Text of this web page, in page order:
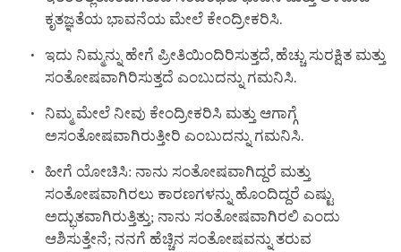
ಕೃತಜ್ಞತೆಯ ಭಾವನೆಯ ಮೇಲೆ ಕೇಂದ್ರೀಕರಿಸಿ.
ಇದು ನಿಮ್ಮನ್ನು ಹೇಗೆ ಪ್ರೀತಿಯಿಂದಿರಿಸುತ್ತದೆ, ಹೆಚ್ಚು ಸುರಕ್ಷಿತ ಮತ್ತು
ಸಂತೋಷವಾಗಿರಿಸುತ್ತದೆ ಎಂಬುದನ್ನು ಗಮನಿಸಿ.
ನಿಮ್ಮ ಮೇಲೆ ನೀವು ಕೇಂದ್ರೀಕರಿಸಿ ಮತ್ತು ಆಗಾಗ್ಗೆ
ಅಸಂತೋಷವಾಗಿರುತ್ತೀರಿ ಎಂಬುದನ್ನು ಗಮನಿಸಿ.
ಹೀಗೆ ಯೋಚಿಸಿ: ನಾನು ಸಂತೋಷವಾಗಿದ್ದರೆ ಮತ್ತು
ಸಂತೋಷವಾಗಿರಲು ಕಾರಣಗಳನ್ನು ಹೊಂದಿದ್ದರೆ ಎಷ್ಟು
ಅದ್ಭುತವಾಗಿರುತ್ತಿತ್ತು; ನಾನು ಸಂತೋಷವಾಗಿರಲಿ ಎಂದು
ಆಶಿಸುತ್ತೇನೆ; ನನಗೆ ಹೆಚ್ಚಿನ ಸಂತೋಷವನ್ನು ತರುವ